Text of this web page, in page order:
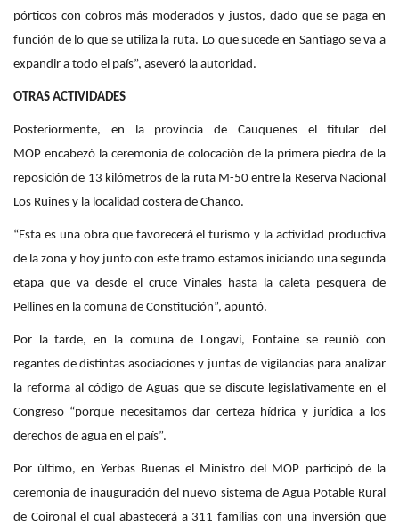
pórticos con cobros más moderados y justos, dado que se paga en
función de lo que se utiliza la ruta. Lo que sucede en Santiago se va a
expandir a todo el país”, aseveró la autoridad.
OTRAS ACTIVIDADES
Posteriormente, en la provincia de Cauquenes el titular del
MOP encabezó la ceremonia de colocación de la primera piedra de la
reposición de 13 kilómetros de la ruta M-50 entre la Reserva Nacional
Los Ruines y la localidad costera de Chanco.
“Esta es una obra que favorecerá el turismo y la actividad productiva
de la zona y hoy junto con este tramo estamos iniciando una segunda
etapa que va desde el cruce Viñales hasta la caleta pesquera de
Pellines en la comuna de Constitución”, apuntó.
Por la tarde, en la comuna de Longaví, Fontaine se reunió con
regantes de distintas asociaciones y juntas de vigilancias para analizar
la reforma al código de Aguas que se discute legislativamente en el
Congreso “porque necesitamos dar certeza hídrica y jurídica a los
derechos de agua en el país”.
Por último, en Yerbas Buenas el Ministro del MOP participó de la
ceremonia de inauguración del nuevo sistema de Agua Potable Rural
de Coironal el cual abastecerá a 311 familias con una inversión que